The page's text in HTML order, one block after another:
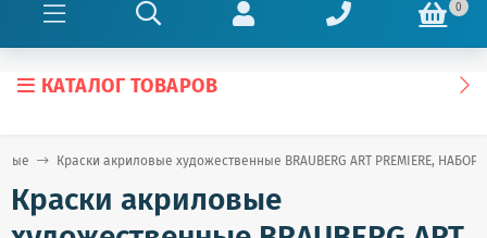
0
КАТАЛОГ ТОВАРОВ
Краски акриловые художественные BRAUBERG ART PREMIERE, НАБОР
Краски акриловые